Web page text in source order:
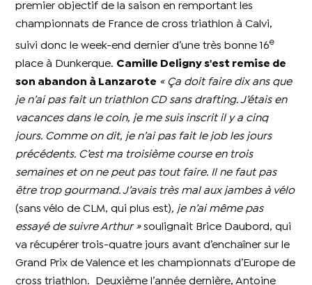
premier objectif de la saison en remportant les
championnats de France de cross triathlon à Calvi,
suivi donc le week-end dernier d’une très bonne 16e
place à Dunkerque. Camille Deligny s'est remise de
son abandon à Lanzarote « Ça doit faire dix ans que
je n’ai pas fait un triathlon CD sans drafting. J’étais en
vacances dans le coin, je me suis inscrit il y a cinq
jours. Comme on dit, je n’ai pas fait le job les jours
précédents. C’est ma troisième course en trois
semaines et on ne peut pas tout faire. Il ne faut pas
être trop gourmand. J’avais très mal aux jambes à vélo
(sans vélo de CLM, qui plus est), je n’ai même pas
essayé de suivre Arthur »soulignait Brice Daubord, qui
va récupérer trois-quatre jours avant d’enchaîner sur le
Grand Prix de Valence et les championnats d’Europe de
cross triathlon.
Deuxième l’année dernière, Antoine